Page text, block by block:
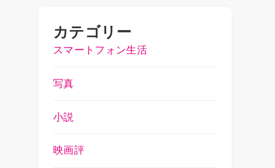
カテゴリー
スマートフォン生活
写真
小説
映画評